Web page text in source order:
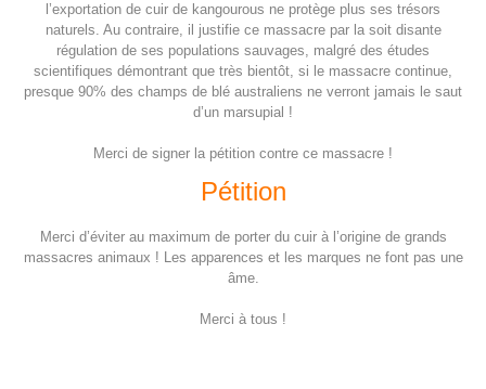
l’exportation de cuir de kangourous ne protège plus ses trésors
naturels. Au contraire, il justifie ce massacre par la soit disante
régulation de ses populations sauvages, malgré des études
scientifiques démontrant que très bientôt, si le massacre continue,
presque 90% des champs de blé australiens ne verront jamais le saut
d’un marsupial !
Merci de signer la pétition contre ce massacre !
Pétition
Merci d’éviter au maximum de porter du cuir à l’origine de grands
massacres animaux ! Les apparences et les marques ne font pas une
âme.
Merci à tous !